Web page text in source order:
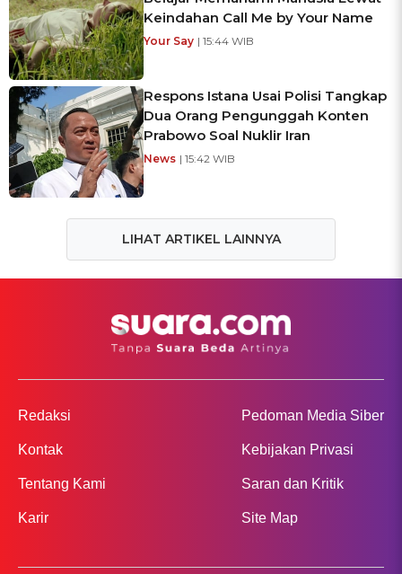
Keindahan Call Me by Your Name
Your Say | 15:44 WIB
Respons Istana Usai Polisi Tangkap
Dua Orang Pengunggah Konten
Prabowo Soal Nuklir Iran
News | 15:42 WIB
LIHAT ARTIKEL LAINNYA
Redaksi
Kontak
Tentang Kami
Karir
Pedoman Media Siber
Kebijakan Privasi
Saran dan Kritik
Site Map